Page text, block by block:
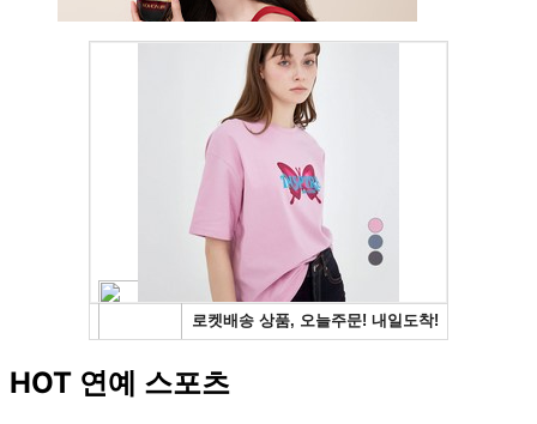
HOT 연예 스포츠